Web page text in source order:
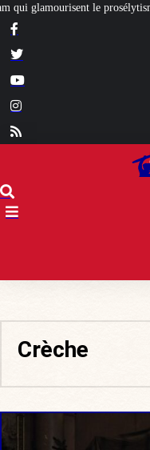
Lourdes : un réfugié
Crèche